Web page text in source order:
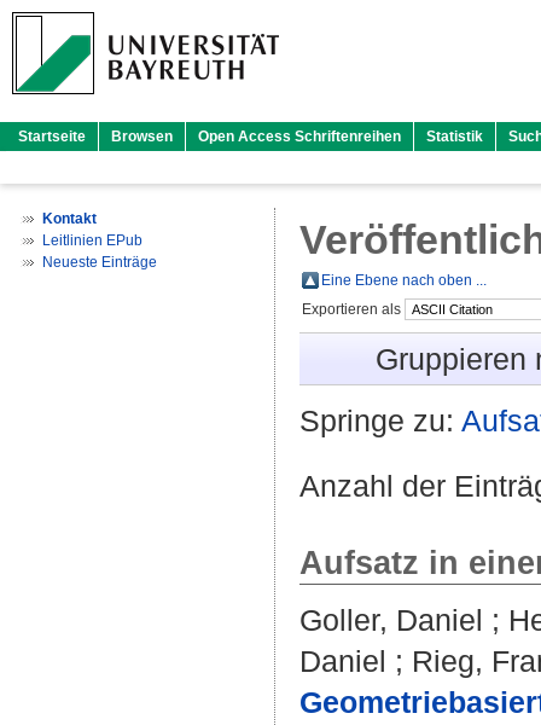
Startseite Browsen Open Access Schriftenreihen Statistik
Kontakt
Leitlinien EPub
Neueste Einträge
Eine Ebene nach oben ...
Exportieren als
Gruppieren
Springe zu:
Anzahl der
Aufsatz in
Goller, Daniel ;
Daniel ; Rieg,